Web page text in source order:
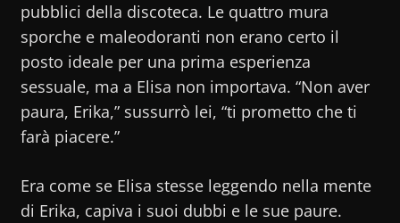
pubblici della discoteca. Le quattro mura
sporche e maleodoranti non erano certo il
posto ideale per una prima esperienza
sessuale, ma a Elisa non importava. “Non aver
paura, Erika,” sussurrò lei, “ti prometto che ti
farà piacere.”
Era come se Elisa stesse leggendo nella mente
di Erika, capiva i suoi dubbi e le sue paure.